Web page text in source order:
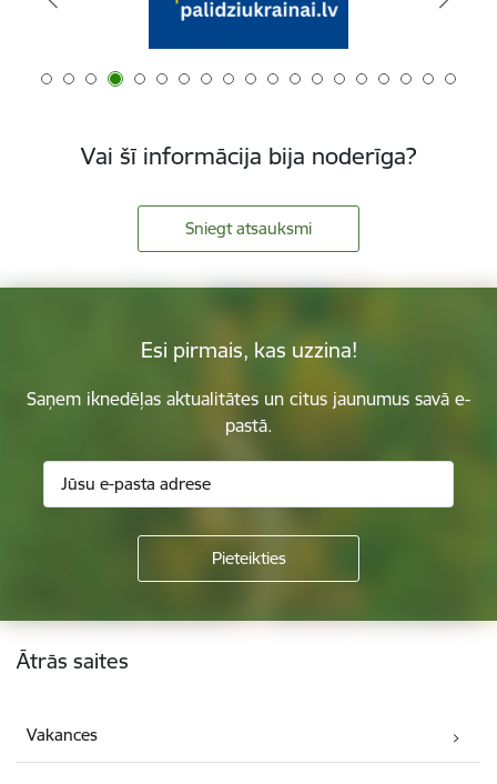
Vai šī informācija bija noderīga?
Sniegt atsauksmi
Esi pirmais, kas uzzina!
Saņem iknedēļas aktualitātes un citus jaunumus savā e-
pastā.
Kājene
Ātrās saites
Vakances